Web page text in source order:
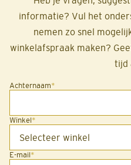
informatie? Vul het
nemen zo snel
winkelafspraak maken?
tijd
Achternaam*
Winkel*
E-mail*